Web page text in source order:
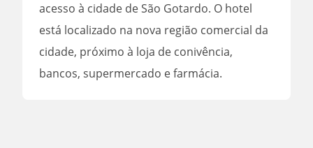
acesso à cidade de São Gotardo. O hotel
está localizado na nova região comercial da
cidade, próximo à loja de conivência,
bancos, supermercado e farmácia.